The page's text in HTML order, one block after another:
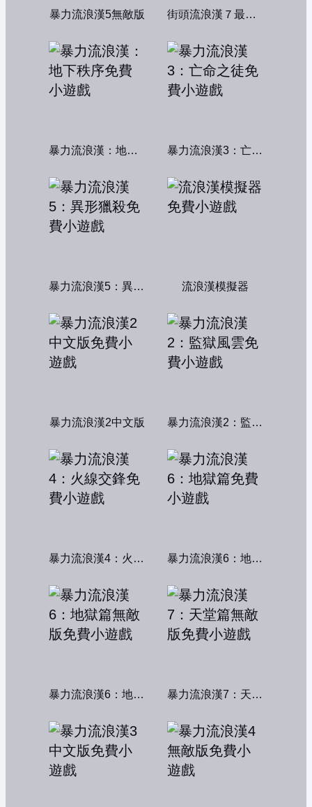
暴力流浪漢5無敵版 街頭流浪漢７最終章
暴力流浪漢：地下秩序 暴力流浪漢3：亡命之徒
暴力流浪漢5：異形獵殺 流浪漢模擬器
暴力流浪漢2中文版 暴力流浪漢2：監獄風雲
暴力流浪漢4：火線交鋒 暴力流浪漢6：地獄篇
暴力流浪漢6：地獄篇無敵版 暴力流浪漢7：天堂篇無敵版